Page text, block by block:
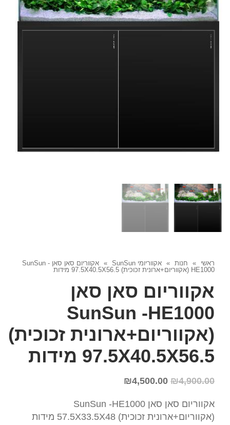
ראשי » חנות » אקווריומי SunSun »
אקווריום סאן סאן SunSun -
HE1000 (אקווריום+ארונית זכוכית) 97.5X40.5X56.5 מידות
אקווריום סאן סאן
SunSun -HE1000
(אקווריום+ארונית זכוכית)
97.5X40.5X56.5 מידות
₪4,900.00
₪4,500.00
אקווריום סאן סאן SunSun -HE1000
(אקווריום+ארונית זכוכית) 57.5X33.5X48 מידות